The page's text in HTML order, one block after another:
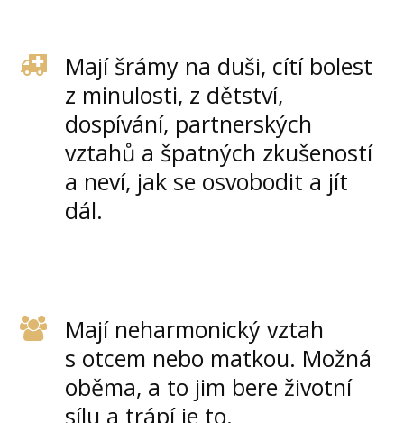
Mají šrámy na duši, cítí bolest
z minulosti, z dětství,
dospívání, partnerských
vztahů a špatných zkušeností
a neví, jak se osvobodit a jít
dál.
Mají neharmonický vztah
s otcem nebo matkou. Možná
oběma, a to jim bere životní
sílu a trápí je to.